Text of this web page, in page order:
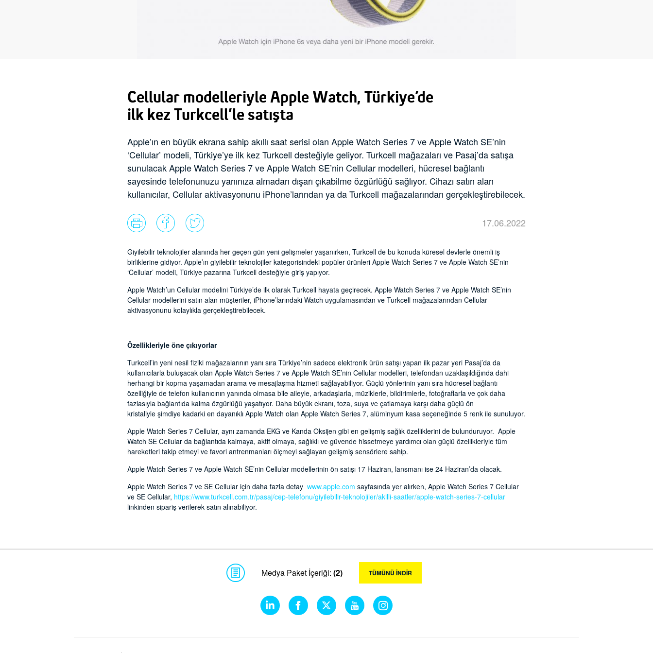
Cellular modelleriyle Apple Watch, Türkiye’de
ilk kez Turkcell’le satışta
Apple’ın en büyük ekrana sahip akıllı saat serisi olan Apple Watch Series 7 ve Apple Watch SE’nin
‘Cellular’ modeli, Türkiye’ye ilk kez Turkcell desteğiyle geliyor. Turkcell mağazaları ve Pasaj’da satışa
sunulacak Apple Watch Series 7 ve Apple Watch SE’nin Cellular modelleri, hücresel bağlantı
sayesinde telefonunuzu yanınıza almadan dışarı çıkabilme özgürlüğü sağlıyor. Cihazı satın alan
kullanıcılar, Cellular aktivasyonunu iPhone’larından ya da Turkcell mağazalarından gerçekleştirebilecek.
17.06.2022
Giyilebilir teknolojiler alanında her geçen gün yeni gelişmeler yaşanırken, Turkcell de bu konuda küresel devlerle önemli iş
birliklerine gidiyor. Apple’ın giyilebilir teknolojiler kategorisindeki popüler ürünleri Apple Watch Series 7 ve Apple Watch SE’nin
‘Cellular’ modeli, Türkiye pazarına Turkcell desteğiyle giriş yapıyor.
Apple Watch’un Cellular modelini Türkiye’de ilk olarak Turkcell hayata geçirecek. Apple Watch Series 7 ve Apple Watch SE’nin
Cellular modellerini satın alan müşteriler, iPhone’larındaki Watch uygulamasından ve Turkcell mağazalarından Cellular
aktivasyonunu kolaylıkla gerçekleştirebilecek.
Özellikleriyle öne çıkıyorlar
Turkcell’in yeni nesil fiziki mağazalarının yanı sıra Türkiye’nin sadece elektronik ürün satışı yapan ilk pazar yeri Pasaj’da da
kullanıcılarla buluşacak olan Apple Watch Series 7 ve Apple Watch SE’nin Cellular modelleri, telefondan uzaklaşıldığında dahi
herhangi bir kopma yaşamadan arama ve mesajlaşma hizmeti sağlayabiliyor. Güçlü yönlerinin yanı sıra hücresel bağlantı
özelliğiyle de telefon kullanıcının yanında olmasa bile aileyle, arkadaşlarla, müziklerle, bildirimlerle, fotoğraflarla ve çok daha
fazlasıyla bağlantıda kalma özgürlüğü yaşatıyor. Daha büyük ekranı, toza, suya ve çatlamaya karşı daha güçlü ön
kristaliyle şimdiye kadarki en dayanıklı Apple Watch olan Apple Watch Series 7, alüminyum kasa seçeneğinde 5 renk ile sunuluyor.
Apple Watch Series 7 Cellular, aynı zamanda EKG ve Kanda Oksijen gibi en gelişmiş sağlık özelliklerini de bulunduruyor. Apple
Watch SE Cellular da bağlantıda kalmaya, aktif olmaya, sağlıklı ve güvende hissetmeye yardımcı olan güçlü özellikleriyle tüm
hareketleri takip etmeyi ve favori antrenmanları ölçmeyi sağlayan gelişmiş sensörlere sahip.
Apple Watch Series 7 ve Apple Watch SE’nin Cellular modellerinin ön satışı 17 Haziran, lansmanı ise 24 Haziran’da olacak.
Apple Watch Series 7 ve SE Cellular için daha fazla detay www.apple.com sayfasında yer alırken, Apple Watch Series 7 Cellular
ve SE Cellular, https://www.turkcell.com.tr/pasaj/cep-telefonu/giyilebilir-teknolojiler/akilli-saatler/apple-watch-series-7-cellular
linkinden sipariş verilerek satın alınabiliyor.
Medya Paket İçeriği: (2) TÜMÜNÜ İNDİR